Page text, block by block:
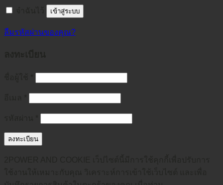
เข้าสู่ระบบ
ลืมรหัสผ่านของคุณ?
ลงทะเบียน